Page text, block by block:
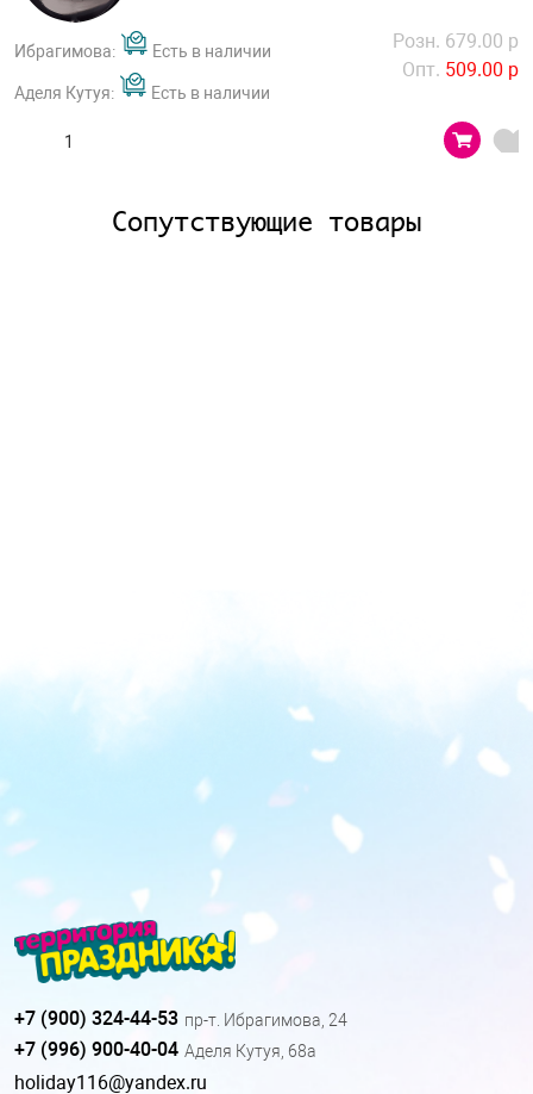
Ибрагимова: Есть в наличии
Аделя Кутуя: Есть в наличии
Розн. 679.00 р
Опт. 509.00 р
Сопутствующие товары
+7 (900) 324-44-53 пр-т. Ибрагимова, 24
+7 (996) 900-40-04 Аделя Кутуя, 68а
holiday116@yandex.ru